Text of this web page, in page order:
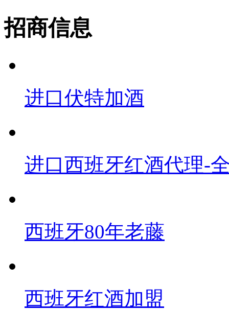
招商信息
进口伏特加酒
进口西班牙红酒代理-
西班牙80年老藤
西班牙红酒加盟